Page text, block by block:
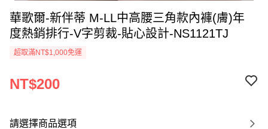
華歌爾-新伴蒂 M-LL中高腰三角款內褲(膚)年
度熱銷排行-V字剪裁-貼心設計-NS1121TJ
超取滿NT$1,000免運
NT$200
請選擇商品選項